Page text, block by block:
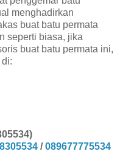
menghadirkan
buat batu permata
seperti biasa, jika
buat batu permata ini,
/089677775534